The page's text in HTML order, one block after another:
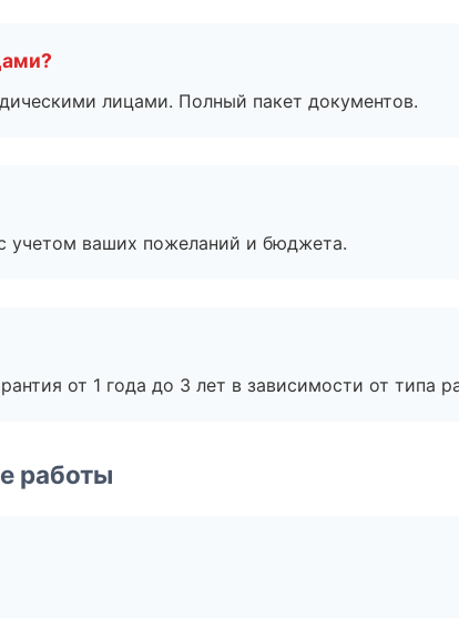
лицами. Полный пакет документов.
учетом ваших пожеланий и бюджета.
от 1 года до 3 лет в зависимости от типа
работы